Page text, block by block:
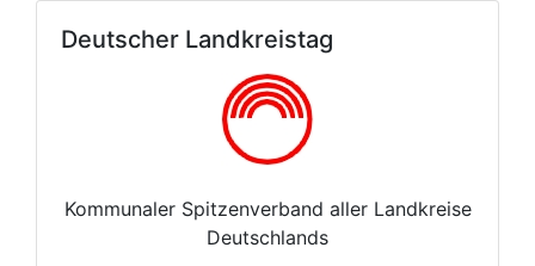
Deutscher Landkreistag
Kommunaler Spitzenverband aller Landkreise
Deutschlands